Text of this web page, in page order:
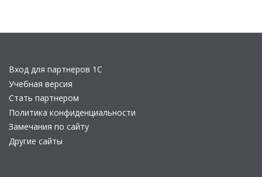
Вход для партнеров 1С
Учебная версия
Стать партнером
Политика конфиденциальности
Замечания по сайту
Другие сайты